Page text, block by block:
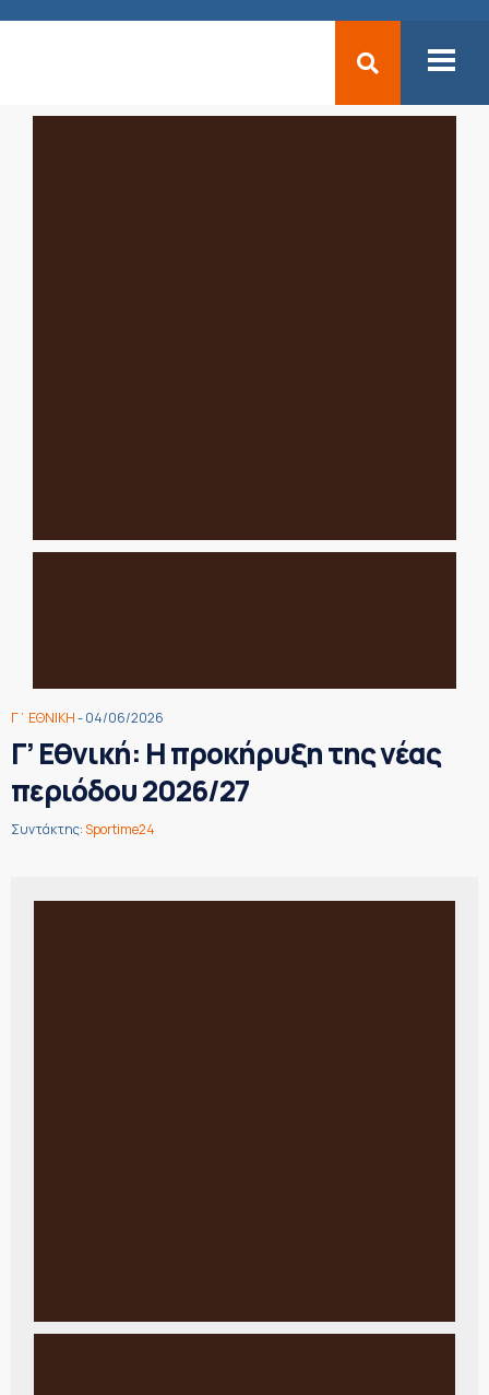
Γ΄ ΕΘΝΙΚΗ- 04/06/2026
Γ’ Εθνική: Η προκήρυξη της νέας
περιόδου 2026/27
Συντάκτης:Sportime24